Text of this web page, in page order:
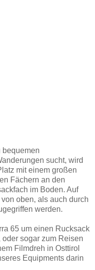
sucht, wird
mit einem großen
Fächern an den
im Boden. Auf
oben, als auch durch
werden.
65 um einen Rucksack
sogar zum Reisen
Filmdreh in Osttirol
Equipments darin